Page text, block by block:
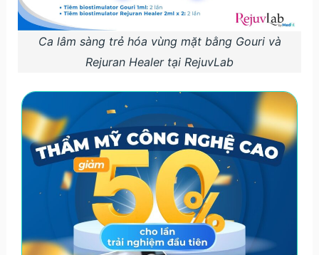
Ca lâm sàng trẻ hóa vùng mặt bằng Gouri và
Rejuran Healer tại RejuvLab